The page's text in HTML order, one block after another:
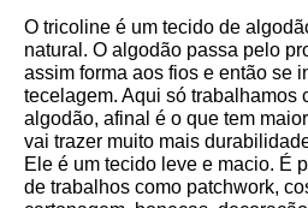
O tricoline é um tecido de
natural. O algodão passa pelo
assim forma aos fios e então se
tecelagem. Aqui só trabalhamos
algodão, afinal é o que tem
vai trazer muito mais
Ele é um tecido leve e macio. É
de trabalhos como patchwork,